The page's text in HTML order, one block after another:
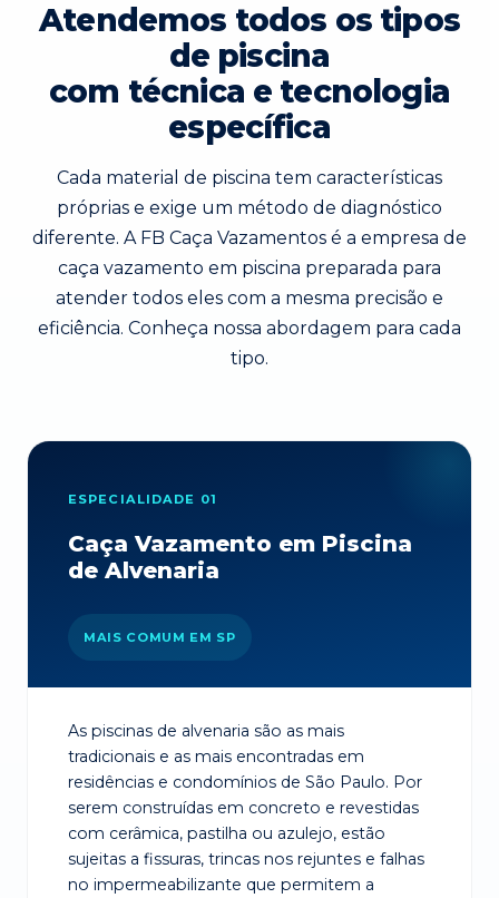
Atendemos todos os tipos
de piscina
com técnica e tecnologia
específica
Cada material de piscina tem características
próprias e exige um método de diagnóstico
diferente. A FB Caça Vazamentos é a empresa de
caça vazamento em piscina preparada para
atender todos eles com a mesma precisão e
eficiência. Conheça nossa abordagem para cada
tipo.
ESPECIALIDADE 01
Caça Vazamento em Piscina
de Alvenaria
MAIS COMUM EM SP
As piscinas de alvenaria são as mais
tradicionais e as mais encontradas em
residências e condomínios de São Paulo. Por
serem construídas em concreto e revestidas
com cerâmica, pastilha ou azulejo, estão
sujeitas a fissuras, trincas nos rejuntes e falhas
no impermeabilizante que permitem a